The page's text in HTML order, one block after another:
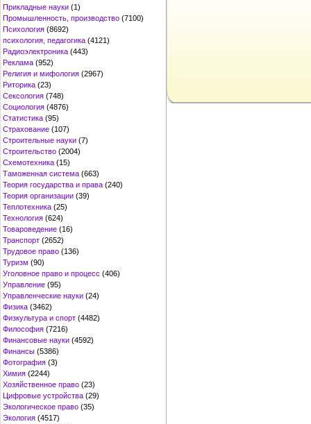
Прикладные науки (1)
Промышленность, производство (7100)
Психология (8692)
психология, педагогика (4121)
Радиоэлектроника (443)
Реклама (952)
Религия и мифология (2967)
Риторика (23)
Сексология (748)
Социология (4876)
Статистика (95)
Страхование (107)
Строительные науки (7)
Строительство (2004)
Схемотехника (15)
Таможенная система (663)
Теория государства и права (240)
Теория организации (39)
Теплотехника (25)
Технология (624)
Товароведение (16)
Транспорт (2652)
Трудовое право (136)
Туризм (90)
Уголовное право и процесс (406)
Управление (95)
Управленческие науки (24)
Физика (3462)
Физкультура и спорт (4482)
Философия (7216)
Финансовые науки (4592)
Финансы (5386)
Фотография (3)
Химия (2244)
Хозяйственное право (23)
Цифровые устройства (29)
Экологическое право (35)
Экология (4517)